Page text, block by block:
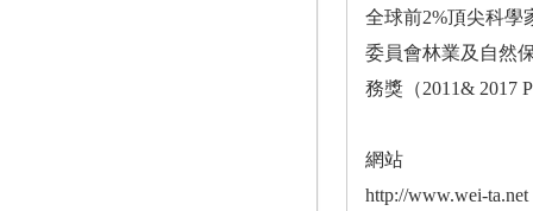
全球前2%頂尖科學
委員會林業及自然
務獎（2011& 2017
網站
http://www.wei-ta.net